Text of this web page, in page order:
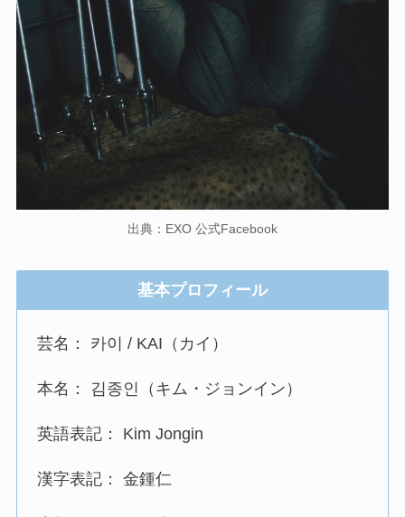
出典：EXO 公式Facebook
基本プロフィール
芸名： 카이 / KAI（カイ）
本名： 김종인（キム・ジョンイン）
英語表記： Kim Jongin
漢字表記： 金鍾仁